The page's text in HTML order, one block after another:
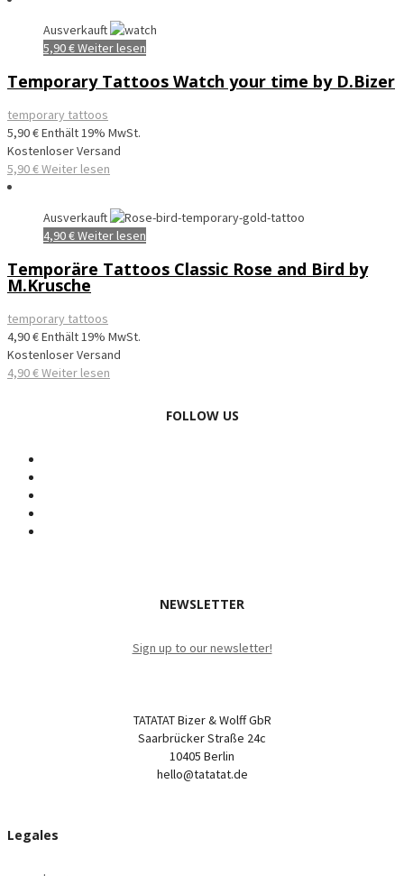
Ausverkauft
5,90€Weiter lesen
Temporary Tattoos Watch your time by D.Bizer
temporary tattoos
5,90€Enthält 19% MwSt.
Kostenloser Versand
5,90€Weiter lesen
Ausverkauft
4,90€Weiter lesen
Temporäre Tattoos Classic Rose and Bird by
M.Krusche
temporary tattoos
4,90€Enthält 19% MwSt.
Kostenloser Versand
4,90€Weiter lesen
FOLLOW US
NEWSLETTER
Sign up to our newsletter!
TATATAT Bizer & Wolff GbR
Saarbrücker Straße 24c
10405 Berlin
hello@tatatat.de
Legales